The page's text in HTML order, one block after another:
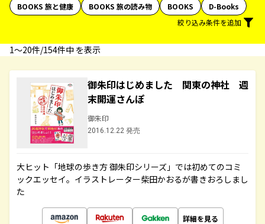
BOOKS 旅と健康
BOOKS 旅の読み物 BOOKS
D-Books
絞り込み条件を追加
1〜20件/154件中 を表示
御朱印はじめました 関東の神社 週
末開運さんぽ
御朱印
2016.12.22 発売
大ヒット「地球の歩き方 御朱印シリーズ」では初めてのコミ
ックエッセイ。イラストレーター柴田かおるが書きおろしまし
た
詳細を見る